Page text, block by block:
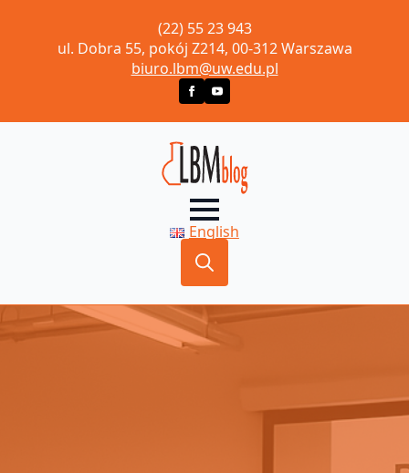
(22) 55 23 943
ul. Dobra 55, pokój Z214, 00-312 Warszawa
biuro.lbm@uw.edu.pl
English
for: